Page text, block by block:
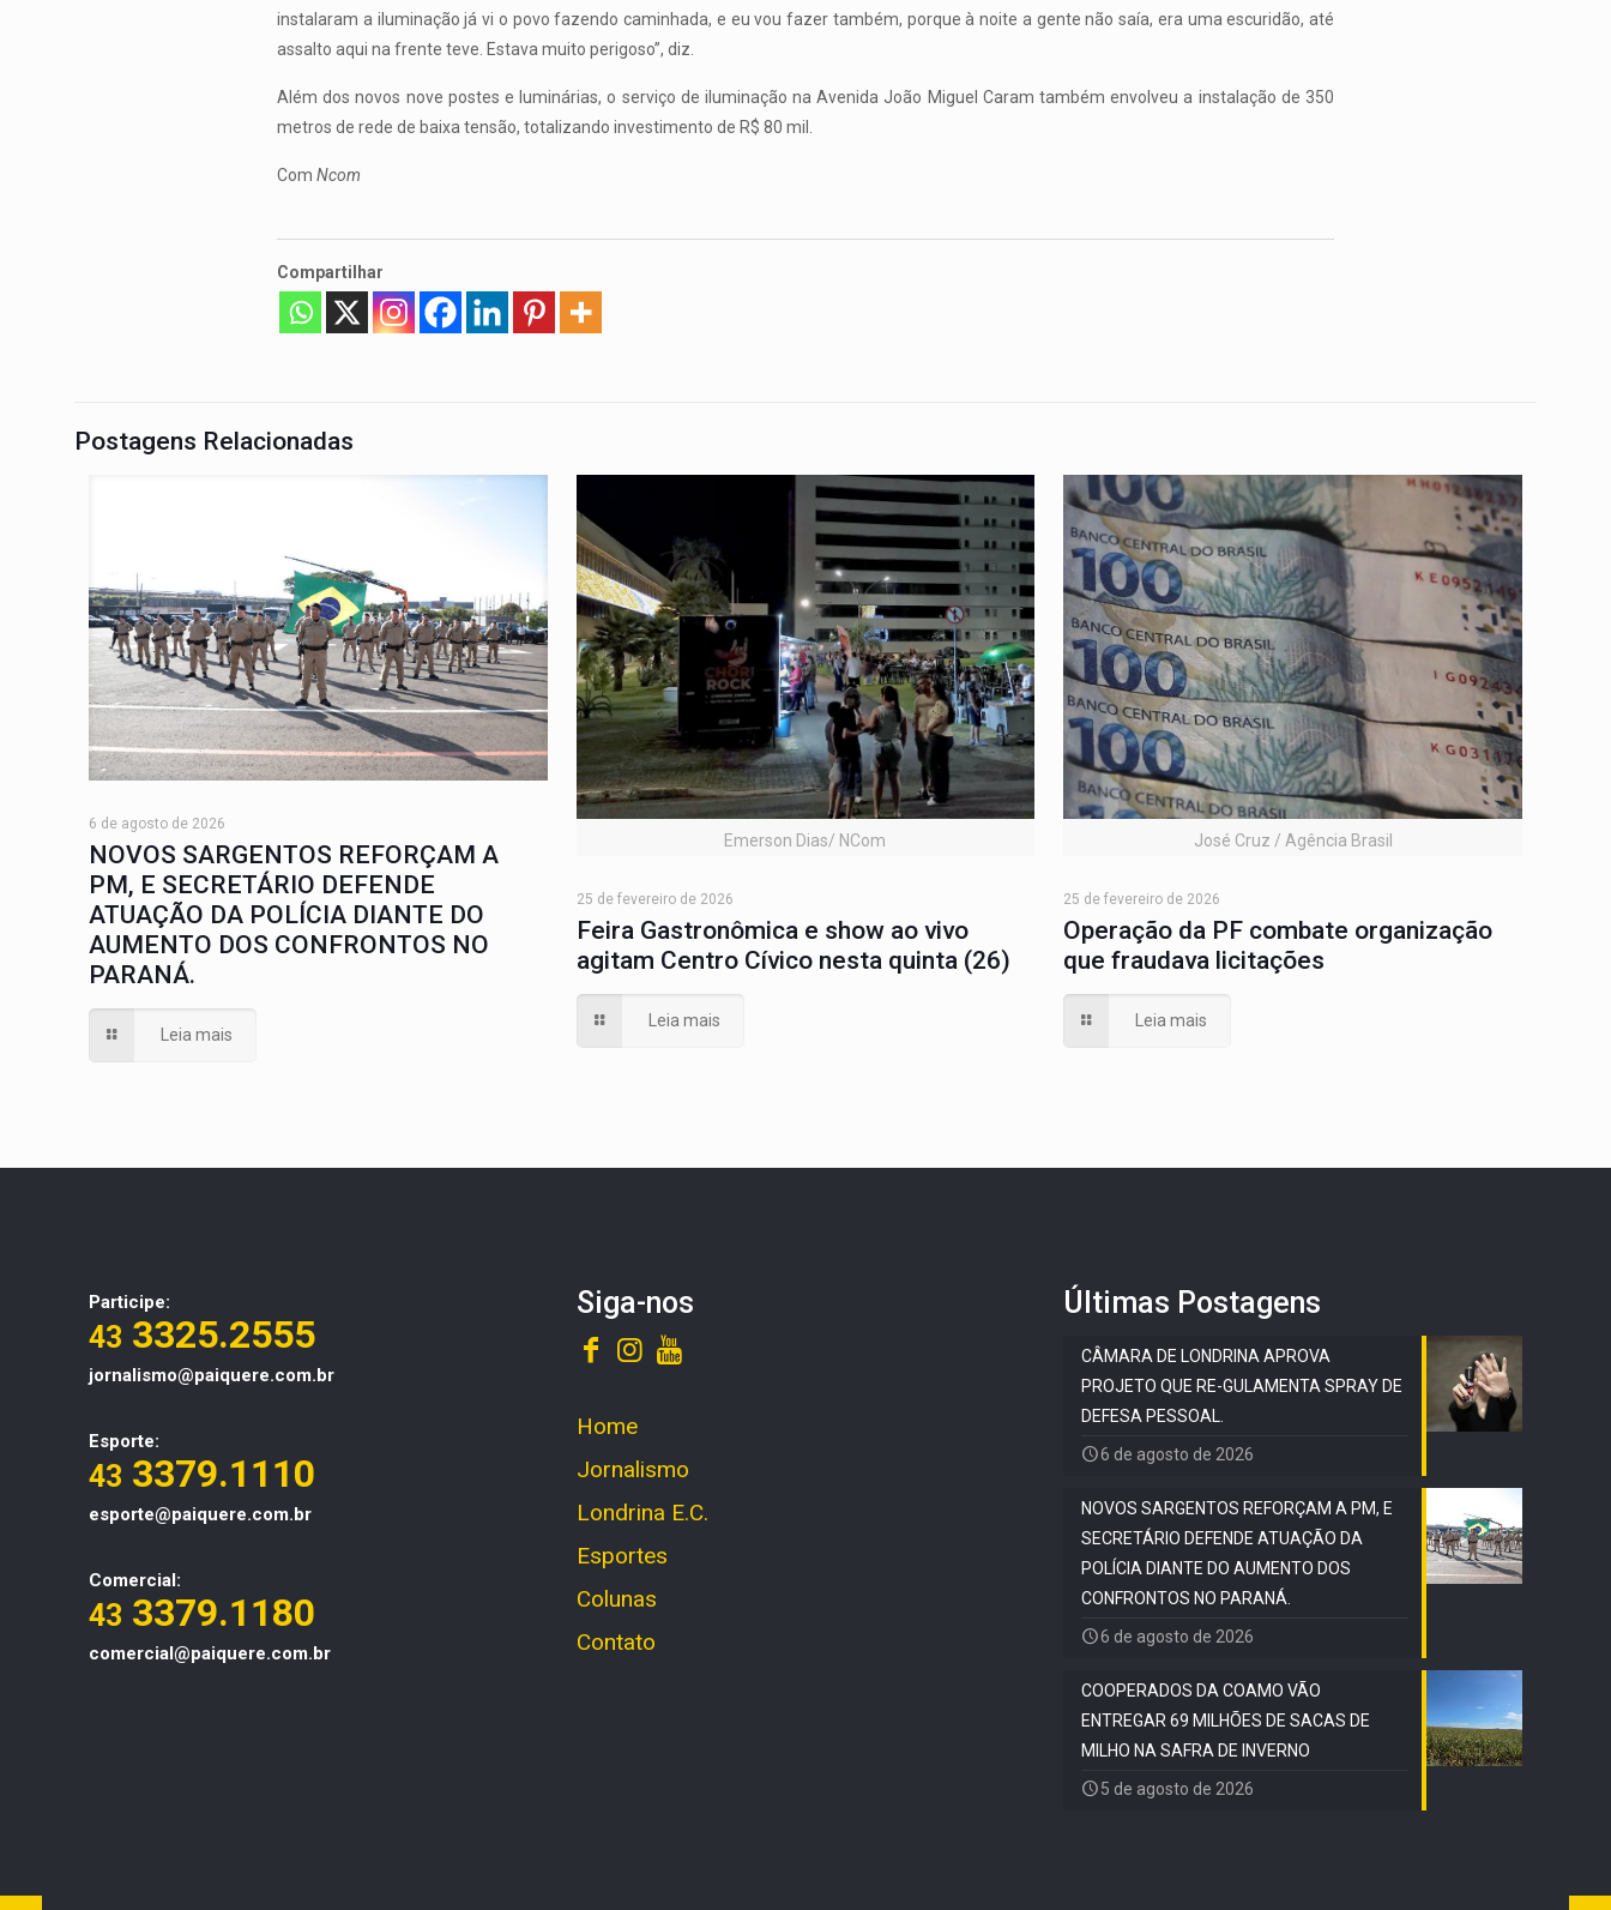
instalaram a iluminação já vi o povo fazendo caminhada, e eu vou fazer também, porque à noite a gente não saía, era uma escuridão, até
assalto aqui na frente teve. Estava muito perigoso”, diz.
Além dos novos nove postes e luminárias, o serviço de iluminação na Avenida João Miguel Caram também envolveu a instalação de 350
metros de rede de baixa tensão, totalizando investimento de R$ 80 mil.
Com Ncom
Compartilhar
Postagens Relacionadas
6 de agosto de 2026
NOVOS SARGENTOS REFORÇAM A
PM, E SECRETÁRIO DEFENDE
ATUAÇÃO DA POLÍCIA DIANTE DO
AUMENTO DOS CONFRONTOS NO
PARANÁ.
Leia mais
Emerson Dias/ NCom
25 de fevereiro de 2026
Feira Gastronômica e show ao vivo
agitam Centro Cívico nesta quinta (26)
Leia mais
José Cruz / Agência Brasil
25 de fevereiro de 2026
Operação da PF combate organização
que fraudava licitações
Leia mais
Participe:
43 3325.2555
jornalismo@paiquere.com.br
Esporte:
43 3379.1110
esporte@paiquere.com.br
Comercial:
43 3379.1180
comercial@paiquere.com.br
Siga-nos
Home
Jornalismo
Londrina E.C.
Esportes
Colunas
Contato
Últimas Postagens
CÂMARA DE LONDRINA APROVA
PROJETO QUE RE-GULAMENTA SPRAY DE
DEFESA PESSOAL.
6 de agosto de 2026
NOVOS SARGENTOS REFORÇAM A PM, E
SECRETÁRIO DEFENDE ATUAÇÃO DA
POLÍCIA DIANTE DO AUMENTO DOS
CONFRONTOS NO PARANÁ.
6 de agosto de 2026
COOPERADOS DA COAMO VÃO
ENTREGAR 69 MILHÕES DE SACAS DE
MILHO NA SAFRA DE INVERNO
5 de agosto de 2026